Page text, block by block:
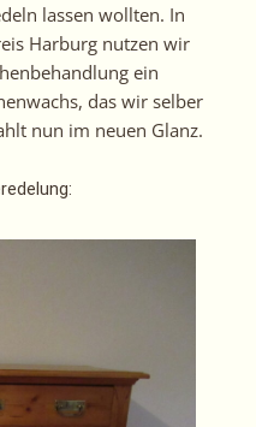
lassen wollten. In
Harburg nutzen wir
ein
das wir selber
nun im neuen Glanz.